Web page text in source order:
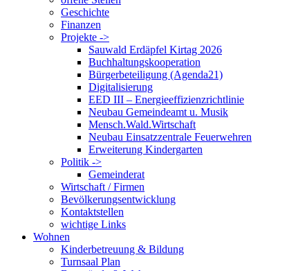
Geschichte
Finanzen
Projekte ->
Sauwald Erdäpfel Kirtag 2026
Buchhaltungskooperation
Bürgerbeteiligung (Agenda21)
Digitalisierung
EED III – Energieeffizienzrichtlinie
Neubau Gemeindeamt u. Musik
Mensch.Wald.Wirtschaft
Neubau Einsatzzentrale Feuerwehren
Erweiterung Kindergarten
Politik ->
Gemeinderat
Wirtschaft / Firmen
Bevölkerungsentwicklung
Kontaktstellen
wichtige Links
Wohnen
Kinderbetreuung & Bildung
Turnsaal Plan